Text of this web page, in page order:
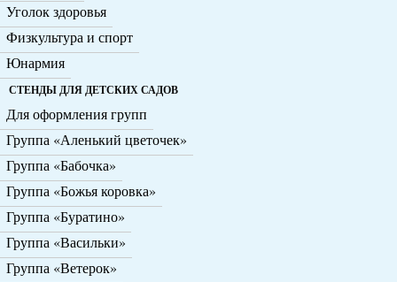
Уголок здоровья
Физкультура и спорт
Юнармия
СТЕНДЫ ДЛЯ ДЕТСКИХ САДОВ
Для оформления групп
Группа «Аленький цветочек»
Группа «Бабочка»
Группа «Божья коровка»
Группа «Буратино»
Группа «Васильки»
Группа «Ветерок»